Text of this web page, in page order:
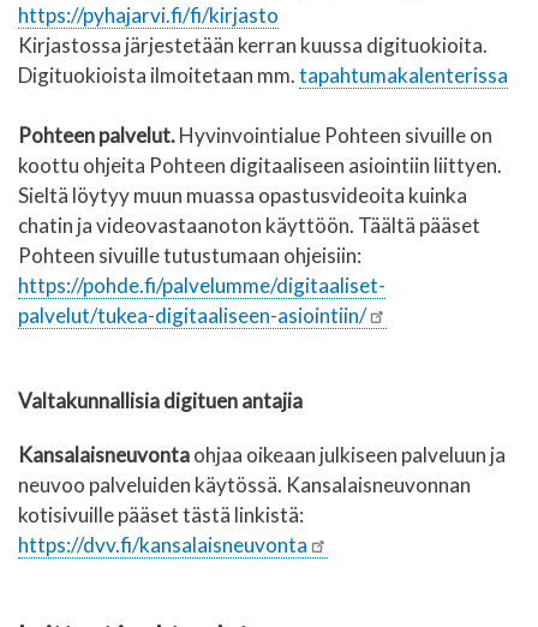
https://pyhajarvi.fi/fi/kirjasto
Kirjastossa järjestetään kerran kuussa digituokioita.
Digituokioista ilmoitetaan mm.tapahtumakalenterissa
Pohteen palvelut.Hyvinvointialue Pohteen sivuille on
koottu ohjeita Pohteen digitaaliseen asiointiin liittyen.
Sieltä löytyy muun muassa opastusvideoita kuinka
chatin ja videovastaanoton käyttöön. Täältä pääset
Pohteen sivuille tutustumaan ohjeisiin:
https://pohde.fi/palvelumme/digitaaliset-
palvelut/tukea-digitaaliseen-asiointiin/
Valtakunnallisia digituen antajia
Kansalaisneuvontaohjaa oikeaan julkiseen palveluun ja
neuvoo palveluiden käytössä. Kansalaisneuvonnan
kotisivuille pääset tästä linkistä:
https://dvv.fi/kansalaisneuvonta